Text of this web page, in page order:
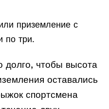
приземление с
по три.
долго, чтобы высота
оставались
спортсмена